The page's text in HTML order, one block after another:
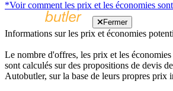
*Voir comment les prix et les économies
Fermer
Informations sur les prix et économies
Le nombre d'offres, les prix et les
sont calculés sur des propositions de devis
Autobutler, sur la base de leurs propres prix